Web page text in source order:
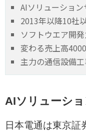
AIソリューショ
2013年以降10社
ソフトウエア開
変わる売上高
主力の通信設備
AIソリューシ
日本電通は東京証